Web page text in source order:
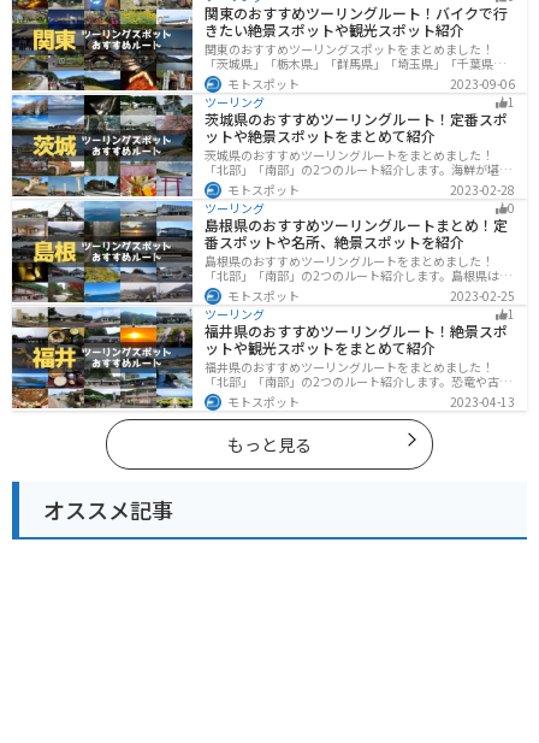
にしてください。
関東のおすすめツーリングルート！バイクで行
きたい絶景スポットや観光スポット紹介
関東のおすすめツーリングスポットをまとめました！
「茨城県」「栃木県」「群馬県」「埼玉県」「千葉県」
「東京都」「神奈川県」の各県の観光地紹介します。自
然豊かな山々や湖、温泉地が点在し、四季折々の景色を
楽しめるスポットが多数あります。バイクで関東にツー
リングに行く際は参考にしてください。
モトスポット
2023-09-06
ツーリング
1
茨城県のおすすめツーリングルート！定番スポ
ットや絶景スポットをまとめて紹介
茨城県のおすすめツーリングルートをまとめました！
「北部」「南部」の2つのルート紹介します。海鮮が堪能
できる港や梅の景勝地、自然豊かな山々があるのでツー
リングにもってこいです。バイクで茨城県にツーリング
に行く際は参考にしてください。
モトスポット
2023-02-28
ツーリング
0
島根県のおすすめツーリングルートまとめ！定
番スポットや名所、絶景スポットを紹介
島根県のおすすめツーリングルートをまとめました！
「北部」「南部」の2つのルート紹介します。島根県は、
海と山が近く、1日で全然違う景色を堪能することができ
ます。バイクで島根県にツーリングに行く際は参考にし
てください。
モトスポット
2023-02-25
ツーリング
1
福井県のおすすめツーリングルート！絶景スポ
ットや観光スポットをまとめて紹介
福井県のおすすめツーリングルートをまとめました！
「北部」「南部」の2つのルート紹介します。恐竜や古代
遺跡、温泉地など魅力に溢れるスポットが多数ありま
す。バイクで福井県にツーリングに行く際は参考にして
ください。
モトスポット 2023-04-13
もっと見る
オススメ記事